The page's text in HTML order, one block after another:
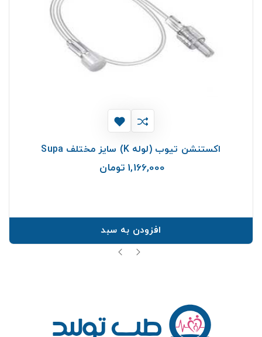
اکستنشن تیوب (لوله K) سایز مختلف Supa
1,166,000 تومان
افزودن به سبد